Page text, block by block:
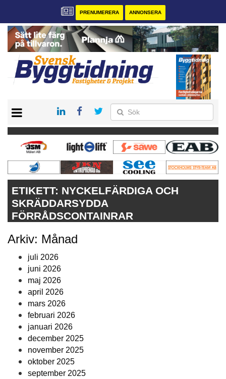
PRENUMERERA ANNONSERA
PRENUMERERA
VÅRA ANDRA MAGASIN
ANNONSERA
KONTAKT
ETIKETT: NYCKELFÄRDIGA OCH
SKRÄDDARSYDDA
FÖRRÅDSCONTAINRAR
Arkiv: Månad
juli 2026
juni 2026
maj 2026
april 2026
mars 2026
februari 2026
januari 2026
december 2025
november 2025
oktober 2025
september 2025